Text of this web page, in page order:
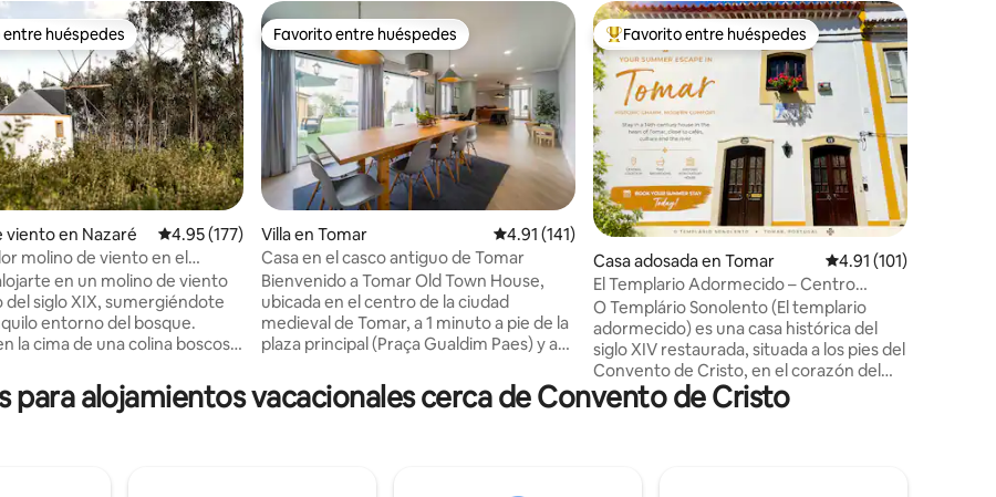
de 5; 98 evaluaciones
entre huéspedes
entre huéspedes
viento en Nazaré Calificación promedio: 4.95 de 5; 177 evaluaciones
4.95 (177)
molino de viento en el
10 minutos de la playa
en un molino de viento
del siglo XIX, sumergiéndote
entorno del bosque.
la cima de una colina boscosa,
de los senderos
y bañarte en la naturaleza y
Favorito entre huéspedes
Favorito entre huéspedes
Villa en Tomar Calificación promedio: 4.91 de 5; 141 evaluaciones
4.91 (141)
Casa en el casco antiguo de Tomar
Bienvenido a Tomar Old Town House,
ubicada en el centro de la ciudad
medieval de Tomar, a 1 minuto a pie de la
plaza principal (Praça Gualdim Paes) y a
Convento de Cristo, clasificado como
Patrimonio de la Humanidad por la
de relax y 3 habitaciones confortables,
De los mejores en Favorito entre huéspedes
Favorito entre huéspedes
Casa adosada en Tomar Calificación promedio:
4.91 (101)
El Templario Adormecido – Centro
Histórico de Tomar
O Templário Sonolento (El templario
adormecido) es una casa histórica del
siglo XIV restaurada, situada a los pies del
Convento de Cristo, en el corazón del
centro histórico de Tomar. Ve a pie a
todas las atracciones principales: el
para alojamientos vacacionales cerca de Convento de Cristo